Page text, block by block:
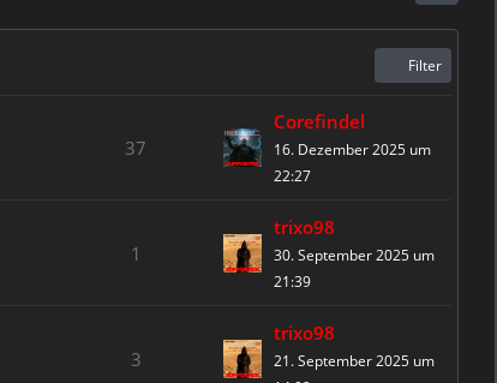
Filter
37
Corefindel
16. Dezember 2025 um
22:27
1
trixo98
30. September 2025 um
21:39
3
trixo98
21. September 2025 um